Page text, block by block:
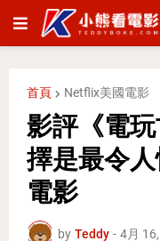
首頁 Netflix美國電影
影評《電
擇是最令
電影
by Teddy - 4月